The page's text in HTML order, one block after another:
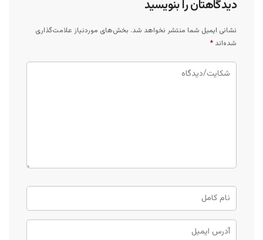
دیدگاهتان را بنویسید
نشانی ایمیل شما منتشر نخواهد شد. بخش‌های موردنیاز علامت‌گذاری
شده‌اند *